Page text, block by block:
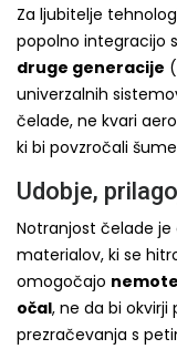
Za ljubitelje
popolno integracijo
druge generacije
univerzalnih
čelade, ne kvari
ki bi povzročali
Udobje,
Notranjost čelade je
materialov, ki se
omogočajo
očal, ne da bi okvirji
prezračevanja s